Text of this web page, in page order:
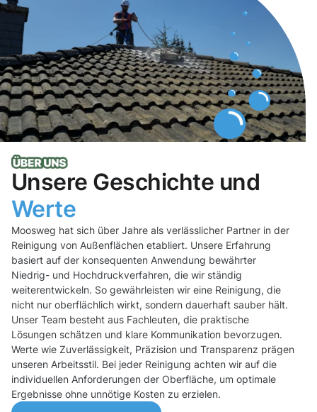
Unsere Geschichte und
Werte
Moosweg hat sich über Jahre als verlässlicher Partner in der
Reinigung von Außenflächen etabliert. Unsere Erfahrung
basiert auf der konsequenten Anwendung bewährter
Niedrig- und Hochdruckverfahren, die wir ständig
weiterentwickeln. So gewährleisten wir eine Reinigung, die
nicht nur oberflächlich wirkt, sondern dauerhaft sauber hält.
Unser Team besteht aus Fachleuten, die praktische
Lösungen schätzen und klare Kommunikation bevorzugen.
Werte wie Zuverlässigkeit, Präzision und Transparenz prägen
unseren Arbeitsstil. Bei jeder Reinigung achten wir auf die
individuellen Anforderungen der Oberfläche, um optimale
Ergebnisse ohne unnötige Kosten zu erzielen.